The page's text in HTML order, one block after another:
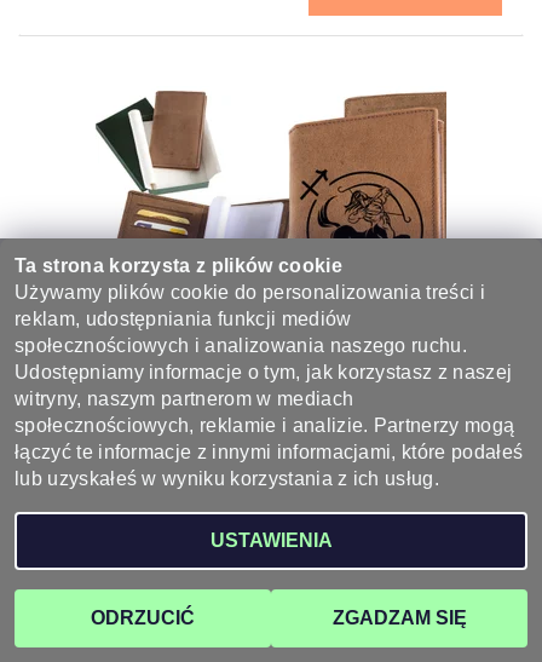
ETUI NA DOKUMENTY "STRZELEC"
58 zł
Ta strona korzysta z plików cookie
Używamy plików cookie do personalizowania treści i
reklam, udostępniania funkcji mediów
społecznościowych i analizowania naszego ruchu.
Udostępniamy informacje o tym, jak korzystasz z naszej
witryny, naszym partnerom w mediach
społecznościowych, reklamie i analizie. Partnerzy mogą
łączyć te informacje z innymi informacjami, które podałeś
lub uzyskałeś w wyniku korzystania z ich usług.
USTAWIENIA
ODRZUCIĆ ZGADZAM SIĘ